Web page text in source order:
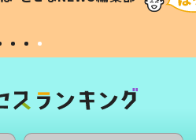
い」